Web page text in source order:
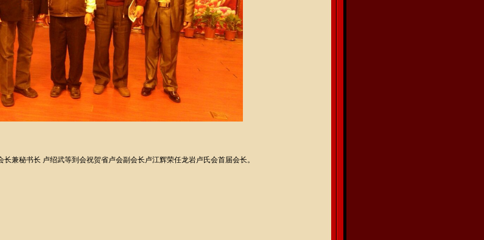
兼秘书长 卢绍武等到会祝贺省卢会副会长卢江辉荣任龙岩卢氏会首届会长。